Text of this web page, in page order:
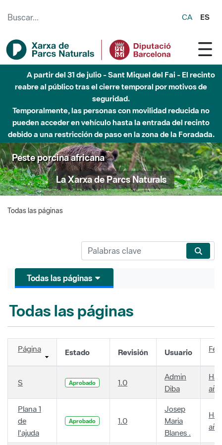
CA ES
A partir del 31 de julio - Sant Miquel del Fai - El recinto
reabre al público tras el cierre temporal por motivos de
seguridad.
Temporalmente, las personas con movilidad reducida no
pueden acceder en vehículo hasta la entrada del recinto
debido a una restricción de paso en la zona de la Foradada.
Peste porcina africana
La Xarxa de Parcs Naturals
Todas las páginas
Todas las páginas
Todas las páginas
Página Estado Revisión Usuario
S Aprobado 1.0
Admin
Diba
Plana 1
de
l'ajuda
Aprobado 1.0
Josep
Maria
Blanes .